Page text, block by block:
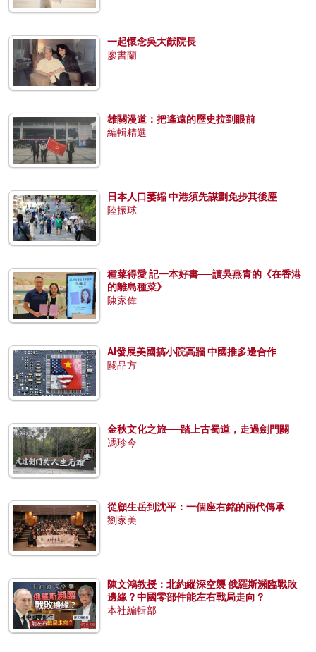
一起懷念吳大猷院長
廖書蘭
雄關漫道：把遙遠的歷史拉到眼前
編輯精選
日本人口萎縮 中港須先謀劃免步其後塵
陸振球
種菜得愛 記一本好書──讀吳燕青的《在香港
的離島種菜》
陳家偉
AI發展美國搞小院高牆 中國推多邊合作
關品方
金秋文化之旅──踏上古蜀道，走過劍門關
馮珍今
從顧生岳到沈平：一個座右銘的兩代傳承
劉家美
陳文鴻教授：北約縱深空襲 俄羅斯瀕臨戰敗
邊緣？中國零部件能左右戰局走向？
本社編輯部